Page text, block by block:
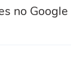
no Google